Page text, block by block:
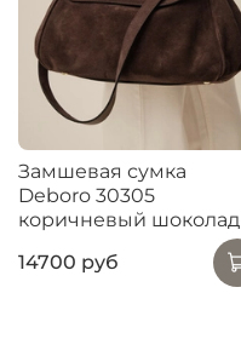
Замшевая сумка
Deboro 30305
коричневый шоколад
14700 руб